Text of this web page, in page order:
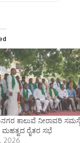
ಕಾಲುವೆ ನೀರಾವರಿ ಸಮಸ್ಯೆ
ಮಹತ್ವದ ರೈತರ ಸಭೆ
2026